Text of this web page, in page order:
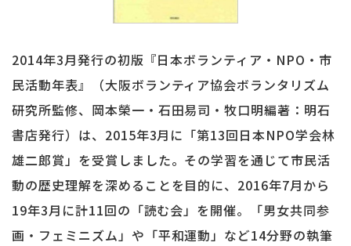
2014年3月発行の初版『日本ボランティア・NPO・市
民活動年表』（大阪ボランティア協会ボランタリズム
研究所監修、岡本榮一・石田易司・牧口明編著：明石
書店発行）は、2015年3月に「第13回日本NPO学会林
雄二郎賞」を受賞しました。その学習を通じて市民活
動の歴史理解を深めることを目的に、2016年7月から
19年3月に計11回の「読む会」を開催。「男女共同参
画・フェミニズム」や「平和運動」など14分野の執筆